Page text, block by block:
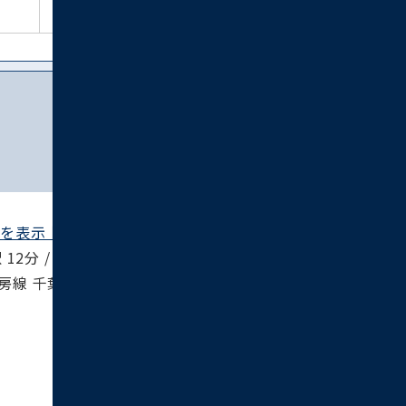
表示 ▶︎
分 / 中央･総武線 千葉駅 12分 / 総武本線
千葉駅 12分